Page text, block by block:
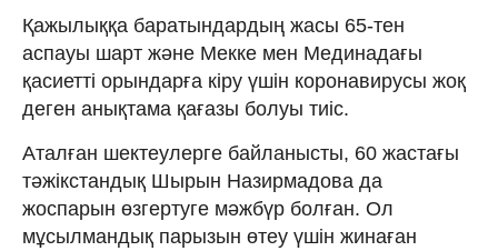
Қажылыққа баратындардың жасы 65-тен
аспауы шарт және Мекке мен Мединадағы
қасиетті орындарға кіру үшін коронавирусы жоқ
деген анықтама қағазы болуы тиіс.
Аталған шектеулерге байланысты, 60 жастағы
тәжікстандық Шырын Назирмадова да
жоспарын өзгертуге мәжбүр болған. Ол
мұсылмандық парызын өтеу үшін жинаған